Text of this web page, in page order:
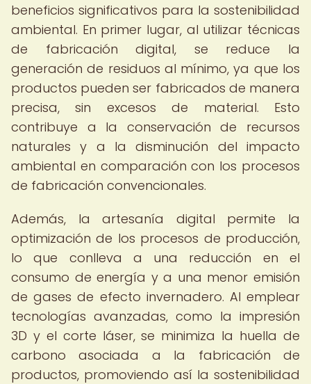
beneficios significativos para la sostenibilidad
ambiental. En primer lugar, al utilizar técnicas
de fabricación digital, se reduce la
generación de residuos al mínimo, ya que los
productos pueden ser fabricados de manera
precisa, sin excesos de material. Esto
contribuye a la conservación de recursos
naturales y a la disminución del impacto
ambiental en comparación con los procesos
de fabricación convencionales.
Además, la artesanía digital permite la
optimización de los procesos de producción,
lo que conlleva a una reducción en el
consumo de energía y a una menor emisión
de gases de efecto invernadero. Al emplear
tecnologías avanzadas, como la impresión
3D y el corte láser, se minimiza la huella de
carbono asociada a la fabricación de
productos, promoviendo así la sostenibilidad